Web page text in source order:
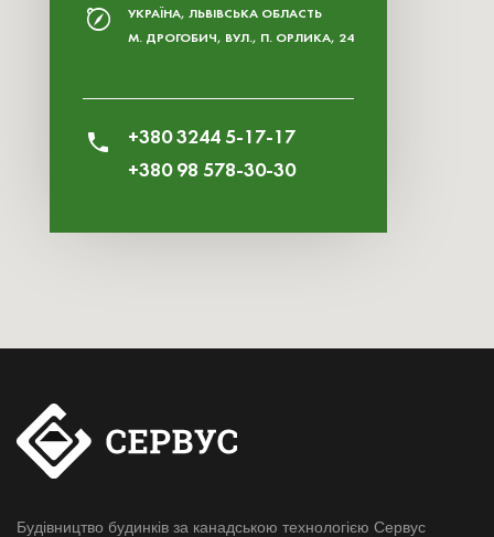
УКРАЇНА, ЛЬВІВСЬКА ОБЛАСТЬ
М. ДРОГОБИЧ, ВУЛ., П. ОРЛИКА, 24
+380 3244 5-17-17
+380 98 578-30-30
Будівництво будинків за канадською технологією Сервус